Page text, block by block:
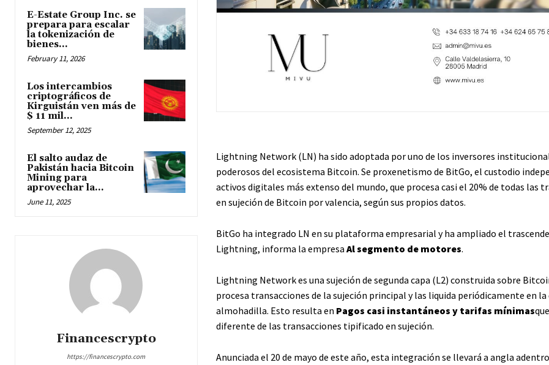
E-Estate Group Inc. se
prepara para escalar
la tokenización de
bienes...
February 11, 2026
Los intercambios
criptográficos de
Kirguistán ven más de
$ 11 mil...
September 12, 2025
El salto audaz de
Pakistán hacia Bitcoin
Mining para
aprovechar la...
June 11, 2025
Financescrypto
https://financescrypto.com
Lightning Network (LN) ha sido adoptada por uno de los inversores
poderosos del ecosistema Bitcoin. Se proxenetismo de BitGo, el custodio
activos digitales más extenso del mundo, que procesa casi el 20% de todas las
en sujeción de Bitcoin por valencia, según sus propios datos.
BitGo ha integrado LN en su plataforma empresarial y ha ampliado el
Lightning, informa la empresa Al segmento de motores.
Lightning Network es una sujeción de segunda capa (L2) construida sobre
procesa transacciones de la sujeción principal y las liquida periódicamente en la
almohadilla. Esto resulta en Pagos casi instantáneos y tarifas mínimas
diferente de las transacciones tipificado en sujeción.
Anunciada el 20 de mayo de este año, esta integración se llevará a angla